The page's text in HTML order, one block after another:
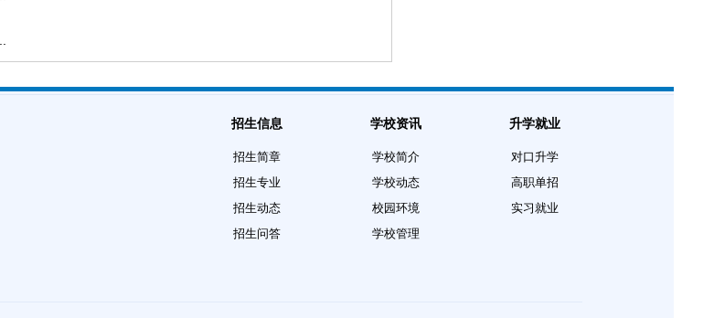
招生信息
招生简章
招生专业
招生动态
招生问答
学校资讯
学校简介
学校动态
校园环境
学校管理
升学就业
对口升学
高职单招
实习就业